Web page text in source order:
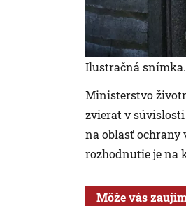
Ilustračná snímka.
Ministerstvo
zvierat v
na oblasť ochrany
rozhodnutie je na
Môže vás